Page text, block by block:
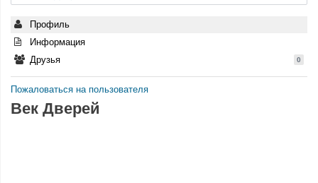
Профиль
Информация
Друзья
0
Пожаловаться на пользователя
Век Дверей